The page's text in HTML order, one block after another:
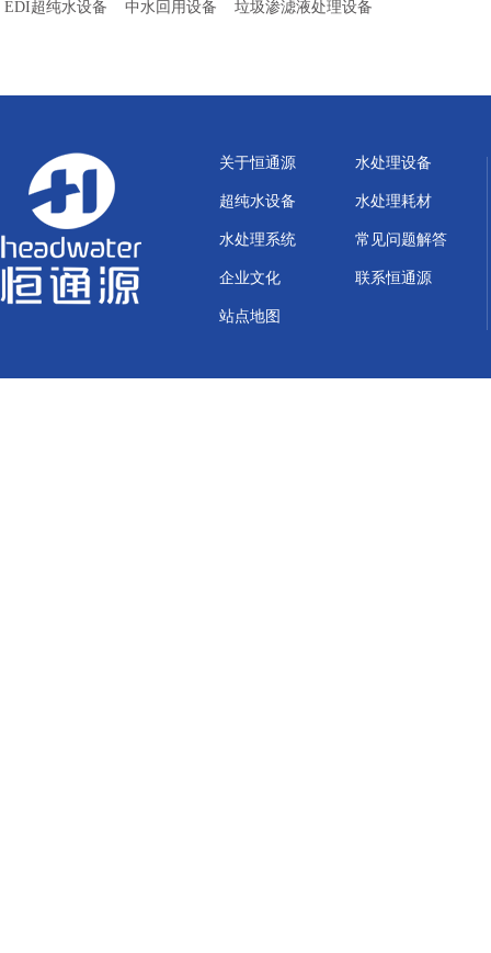
EDI超纯水设备 中水回用设备 垃圾渗滤液处理设备
关于恒通源 水处理设备
超纯水设备 水处理耗材
水处理系统 常见问题解答
企业文化 联系恒通源
站点地图